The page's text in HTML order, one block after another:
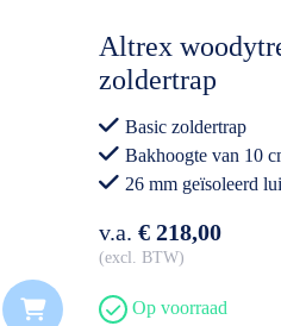
Altrex
zoldertrap
Basic zoldertrap
Bakhoogte van 10
26 mm geïsoleerd
v.a. € 218,00
excl. BTW
Op voorraad